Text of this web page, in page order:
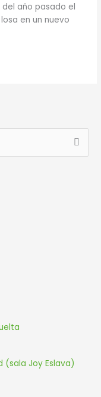
año pasado el
en un nuevo
(sala Joy Eslava)